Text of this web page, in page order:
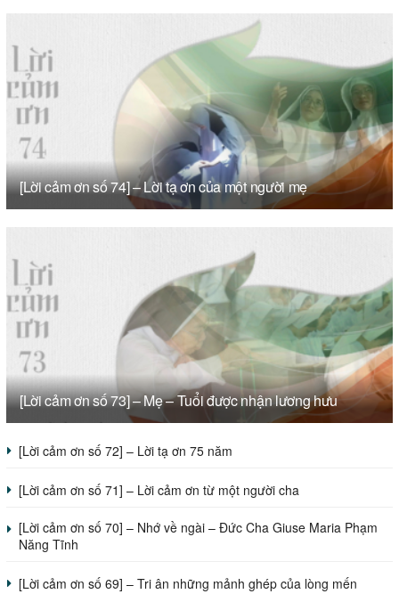
[Lời cảm ơn số 74] – Lời tạ ơn của một người mẹ
[Lời cảm ơn số 73] – Mẹ – Tuổi được nhận lương hưu
[Lời cảm ơn số 72] – Lời tạ ơn 75 năm
[Lời cảm ơn số 71] – Lời cảm ơn từ một người cha
[Lời cảm ơn số 70] – Nhớ về ngài – Đức Cha Giuse Maria Phạm
Năng Tĩnh
[Lời cảm ơn số 69] – Tri ân những mảnh ghép của lòng mến